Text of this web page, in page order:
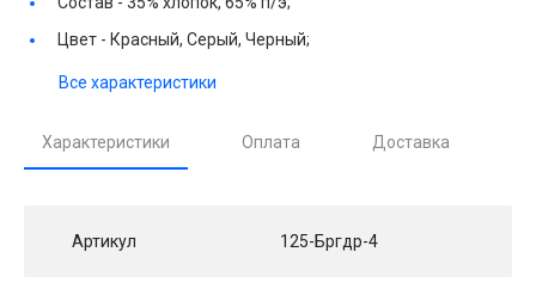
Цвет - Красный, Серый, Черный;
Все характеристики
Характеристики Оплата Доставка
Артикул 125-Бргдр-4